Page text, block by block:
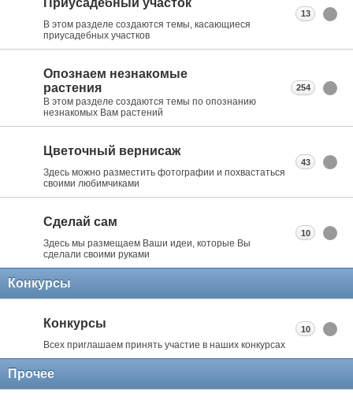
Приусадебный участок
В этом разделе создаются темы, касающиеся
приусадебных участков
13
Опознаем незнакомые
растения
В этом разделе создаются темы по опознанию
незнакомых Вам растений
254
Цветочный вернисаж
Здесь можно разместить фотографии и похвастаться
своими любимчиками
43
Сделай сам
Здесь мы размещаем Ваши идеи, которые Вы
сделали своими руками
10
Конкурсы
Конкурсы
Всех приглашаем принять участие в наших конкурсах
10
Прочее